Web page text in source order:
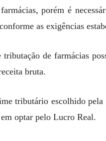
porém é
as exigências
tributação de farmácias
bruta.
tributário escolhido
optar pelo Lucro Real.